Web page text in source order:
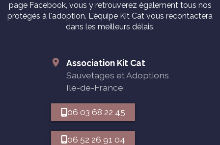
page Facebook, vous y retrouverez également tous nos
protégés à l'adoption. L'équipe Kit Cat vous recontactera
dans les meilleurs délais.
Association Kit Cat
Sauvetages et Adoptions
Ile-de-France
06 03 68 22 45
06 52 26 91 04